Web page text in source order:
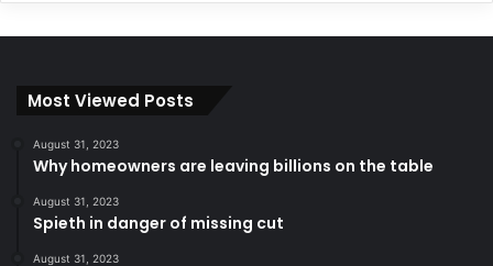
Most Viewed Posts
August 31, 2023
Why homeowners are leaving billions on the table
August 31, 2023
Spieth in danger of missing cut
August 31, 2023